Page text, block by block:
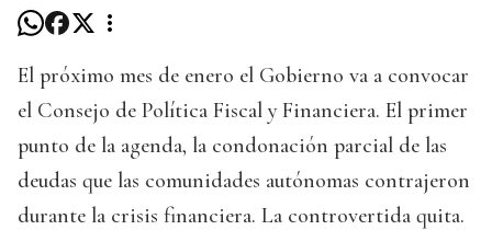
El próximo mes de enero el Gobierno va a convocar
el Consejo de Política Fiscal y Financiera. El primer
punto de la agenda, la condonación parcial de las
deudas que las comunidades autónomas contrajeron
durante la crisis financiera. La controvertida quita.